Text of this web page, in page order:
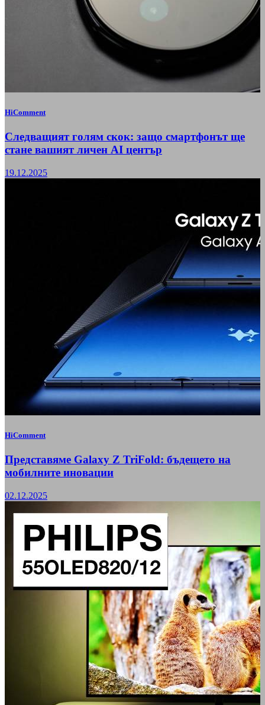
HiComment
Следващият голям скок: защо смартфонът ще
стане вашият личен AI център
19.12.2025
HiComment
Представяме Galaxy Z TriFold: бъдещето на
мобилните иновации
02.12.2025